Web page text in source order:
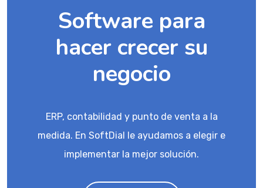
Software para
hacer crecer su
negocio
ERP, contabilidad y punto de venta a la
medida. En SoftDial le ayudamos a elegir e
implementar la mejor solución.